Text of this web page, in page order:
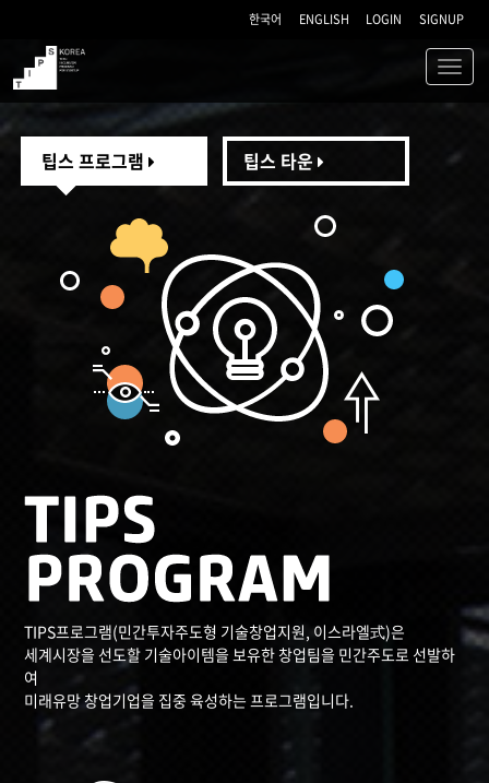
한국어 ENGLISH LOGIN SIGNUP
TIPS
팁스 프로그램 팁스 타운
TIPS프로그램(민간투자주도형 기술창업지원, 이스라엘式)은
세계시장을 선도할 기술아이템을 보유한 창업팀을 민간주도로 선발하
여
미래유망 창업기업을 집중 육성하는 프로그램입니다.